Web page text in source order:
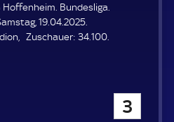
E
L
E
N
Hoffenheim. Bundesliga.
19.04.2025.
Zuschauer: Z
34.100.
3